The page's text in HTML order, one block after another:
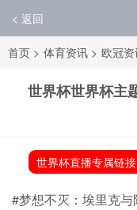
< 返回
首页 > 体育资讯 > 欧冠
世界杯世界杯主
世界杯直播专属链接
#梦想不灭：埃里克